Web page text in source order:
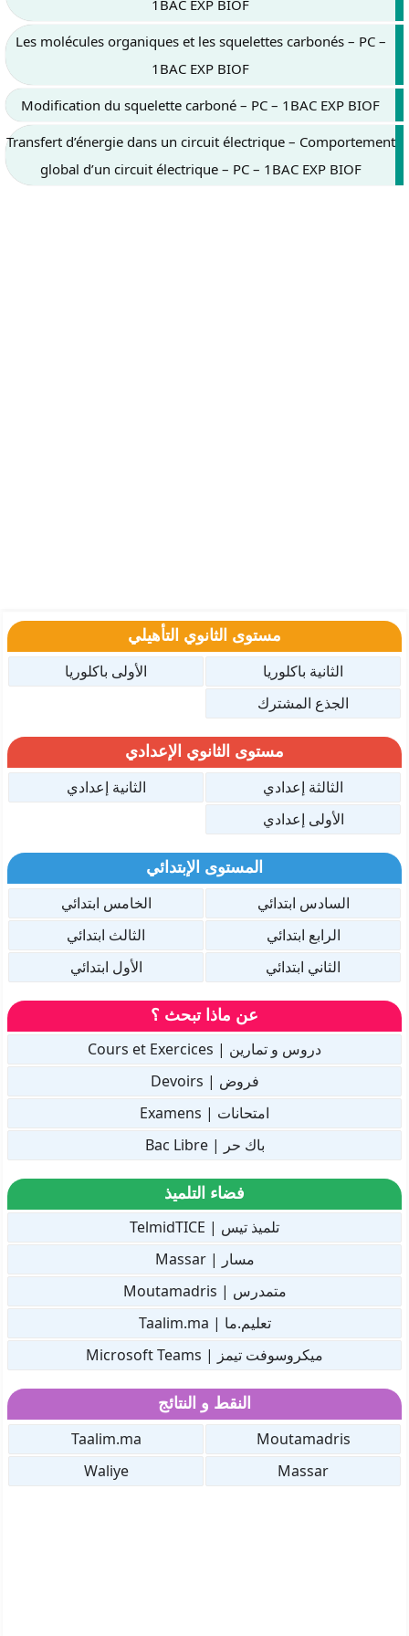
1BAC EXP BIOF
Les molécules organiques et les squelettes carbonés – PC –
1BAC EXP BIOF
Modification du squelette carboné – PC – 1BAC EXP BIOF
Transfert d’énergie dans un circuit électrique – Comportement
global d’un circuit électrique – PC – 1BAC EXP BIOF
مستوى الثانوي التأهيلي
الثانية باكلوريا
الأولى باكلوريا
الجذع المشترك
مستوى الثانوي الإعدادي
الثالثة إعدادي
الثانية إعدادي
الأولى إعدادي
المستوى الإبتدائي
السادس ابتدائي
الخامس ابتدائي
الرابع ابتدائي
الثالث ابتدائي
الثاني ابتدائي
الأول ابتدائي
عن ماذا تبحث ؟
دروس و تمارين | Cours et Exercices
فروض | Devoirs
امتحانات | Examens
باك حر | Bac Libre
فضاء التلميذ
تلميذ تيس | TelmidTICE
مسار | Massar
متمدرس | Moutamadris
تعليم.ما | Taalim.ma
ميكروسوفت تيمز | Microsoft Teams
النقط و النتائج
Moutamadris
Taalim.ma
Massar
Waliye